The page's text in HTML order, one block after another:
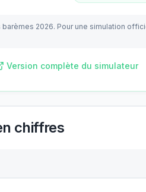
2026. Pour une simulation
Version complète du simulateur
chiffres